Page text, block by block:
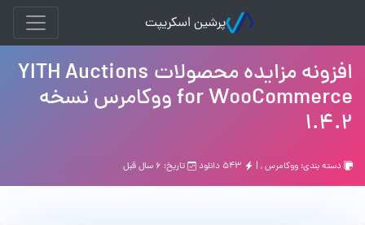
پرشین اسکریپت
افزونه مزایده محصولات YITH Auctions
for WooCommerce ووکامرس نسخه
1.4.2
دسته بندی:ووکامرس, | ۵۴۳ دانلود تاریخ: ۶ سال قبل